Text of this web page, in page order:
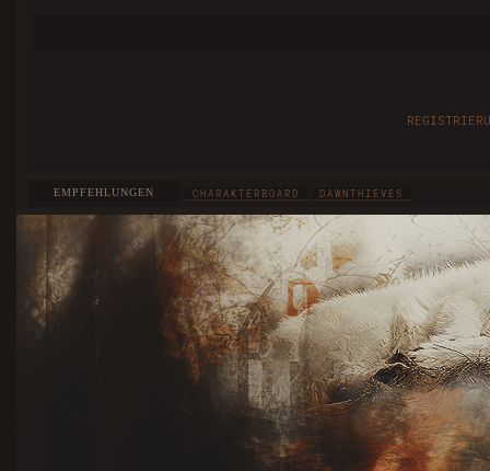
EMPFEHLUNGEN CHARAKTERBOARD DAWNTHIEVES